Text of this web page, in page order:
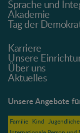
Sprache und
Akademie
Tag der
Karriere
Unsere
Über uns
Aktuelles
Unsere Angebote
Familie Kind